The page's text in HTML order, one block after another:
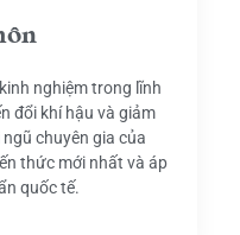
nghiệm trong lĩnh
đổi khí hậu và giảm
chuyên gia của
thức mới nhất và áp
quốc tế.